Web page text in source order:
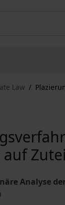
Law /
Analyse